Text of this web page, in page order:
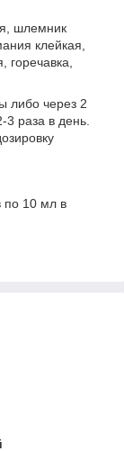
шлемник
клейкая,
либо через 2
раза в день.
по 10 мл в